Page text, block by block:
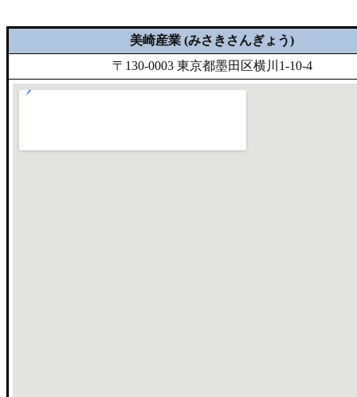
美崎産業 (みさきさんぎょう)
〒130-0003 東京都墨田区横川1-10-4